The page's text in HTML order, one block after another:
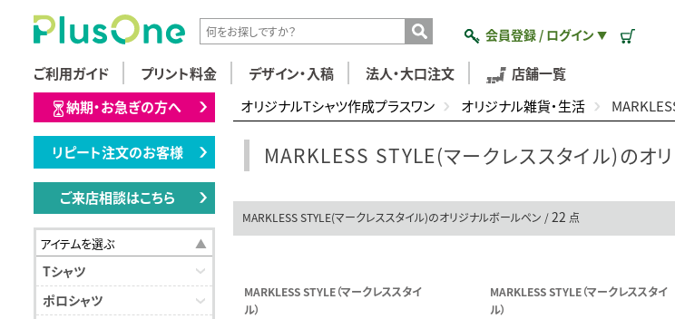
会員登録 / ログイン ▼
ご利用ガイド プリント料金 デザイン・入稿 法人・大口注文
店舗一覧
納期・お急ぎの方へ
リピート注文のお客様
ご来店相談はこちら
アイテムを選ぶ
Tシャツ
ポロシャツ
オリジナルTシャツ作成プラスワン オリジナル雑貨・生活
MARKLESS STYLE(マークレススタイル)のオ
MARKLESS STYLE(マークレススタイル)のオリジナルボールペン /22 点
MARKLESS STYLE（マークレススタイ
ル）
MARKLESS STYLE（マークレススタイ
ル）